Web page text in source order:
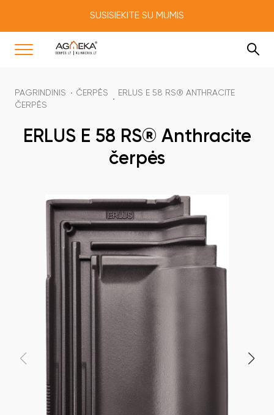
SUSISIEKITE SU MUMIS
PAGRINDINIS ČERPĖS
ERLUS E 58 RS® ANTHRACITE
ČERPĖS
ERLUS E 58 RS® Anthracite
čerpės